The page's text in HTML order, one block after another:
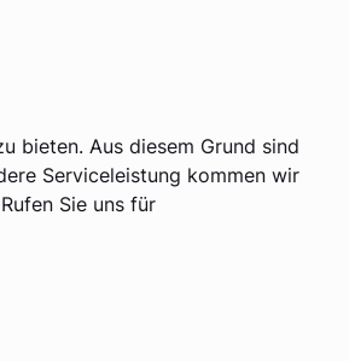
bieten. Aus diesem Grund sind
Serviceleistung kommen wir
Sie uns für